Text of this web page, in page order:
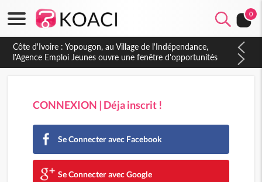
0
CONNEXION | Déja inscrit !
Se Connecter avec Facebook
Se Connecter avec Google